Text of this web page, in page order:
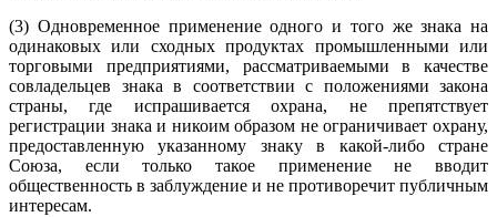
(3) Одновременное применение одного и того же знака на
одинаковых или сходных продуктах промышленными или
торговыми предприятиями, рассматриваемыми в качестве
совладельцев знака в соответствии с положениями закона
страны, где испрашивается охрана, не препятствует
регистрации знака и никоим образом не ограничивает охрану,
предоставленную указанному знаку в какой-либо стране
Союза, если только такое применение не вводит
общественность в заблуждение и не противоречит публичным
интересам.